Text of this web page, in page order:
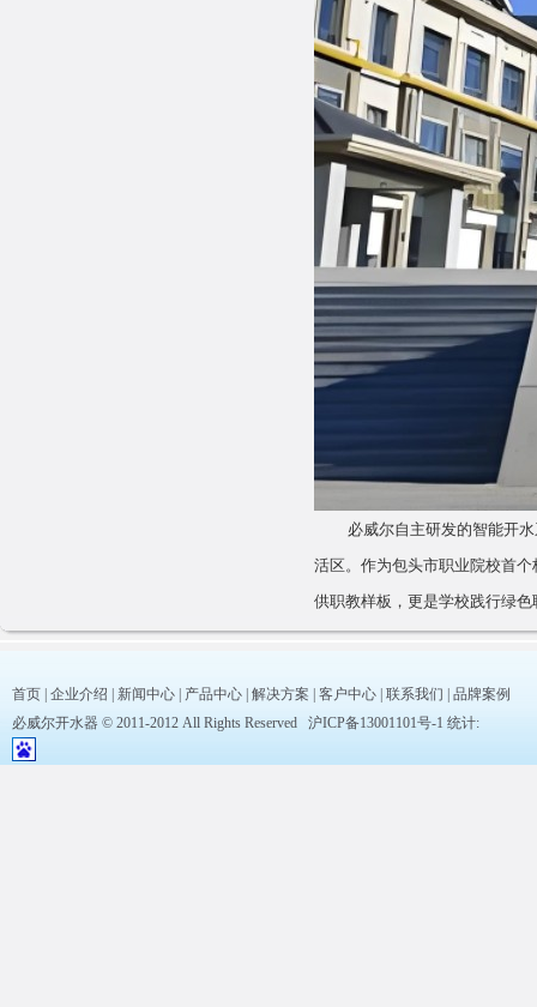
必威尔自主研发的智能开水
活区。作为包头市职业院校首
供职教样板，更是学校践行绿
首页 企业介绍 新闻中心 产品中心 解决方案 客户中心 联系我们
品牌案例
必威尔开水器 © 2011-2012 All Rights Reserved 沪ICP备13001101号-1 统计: